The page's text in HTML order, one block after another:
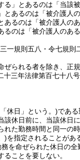
」とあるのは「当該
あるのは「被介護人
るのは「被介護人の
のは「被介護人のあ
一規則五八・令七規則
られる者を除き、正
十三年法律第百七十八
休日」という。)であ
該休日前に、当該休日
た勤務時間と同一の
)を指定されることがあ
を命ぜられた休日の
ことを要しない。